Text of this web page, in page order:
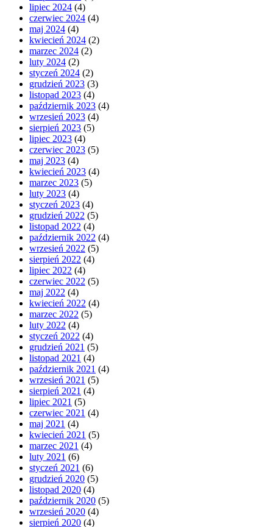
lipiec 2024 (4)
czerwiec 2024 (4)
maj 2024 (4)
kwiecień 2024 (2)
marzec 2024 (2)
luty 2024 (2)
styczeń 2024 (2)
grudzień 2023 (3)
listopad 2023 (4)
październik 2023 (4)
wrzesień 2023 (4)
sierpień 2023 (5)
lipiec 2023 (4)
czerwiec 2023 (5)
maj 2023 (4)
kwiecień 2023 (4)
marzec 2023 (5)
luty 2023 (4)
styczeń 2023 (4)
grudzień 2022 (5)
listopad 2022 (4)
październik 2022 (4)
wrzesień 2022 (5)
sierpień 2022 (4)
lipiec 2022 (4)
czerwiec 2022 (5)
maj 2022 (4)
kwiecień 2022 (4)
marzec 2022 (5)
luty 2022 (4)
styczeń 2022 (4)
grudzień 2021 (5)
listopad 2021 (4)
październik 2021 (4)
wrzesień 2021 (5)
sierpień 2021 (4)
lipiec 2021 (5)
czerwiec 2021 (4)
maj 2021 (4)
kwiecień 2021 (5)
marzec 2021 (4)
luty 2021 (6)
styczeń 2021 (6)
grudzień 2020 (5)
listopad 2020 (4)
październik 2020 (5)
wrzesień 2020 (4)
sierpień 2020 (4)